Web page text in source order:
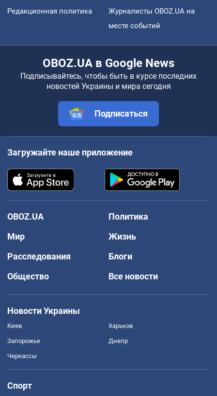
Редакционная политика
Журналисты OBOZ.UA на
месте событий
OBOZ.UA в Google News
Подписывайтесь, чтобы быть в курсе последних
новостей Украины и мира сегодня
Подписаться
Загружайте наше приложение
OBOZ.UA
Политика
Мир
Жизнь
Расследования
Блоги
Общество
Все новости
Новости Украины
Киев Харьков
Запорожье Днепр
Черкассы
Спорт